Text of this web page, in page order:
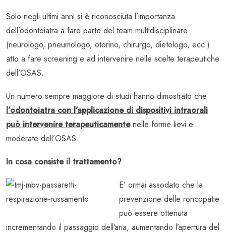
Solo negli ultimi anni si è riconosciuta l’importanza
dell’odontoiatra a fare parte del team multidisciplinare
(neurologo, pneumologo, otorino, chirurgo, dietologo, ecc.)
atto a fare screening e ad intervenire nelle scelte terapeutiche
dell’OSAS.
Un numero sempre maggiore di studi hanno dimostrato che
l’odontoiatra con l’applicazione di dispositivi intraorali
può intervenire terapeuticamentenelle forme lievi e
moderate dell’OSAS.
In cosa consiste il trattamento?
E’ ormai assodato che la
prevenzione delle roncopatie
può essere ottenuta
incrementando il passaggio dell’aria, aumentando l’apertura del